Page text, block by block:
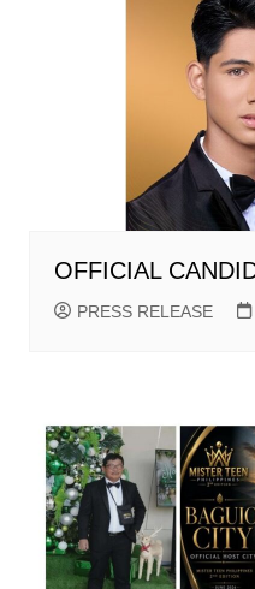
OFFICIAL
PRESS RELEASE